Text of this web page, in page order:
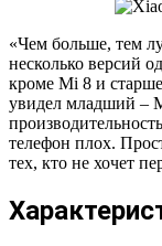
«Чем больше, тем
несколько версий
кроме Mi 8 и
увидел младший –
телефон плох.
тех, кто не хочет